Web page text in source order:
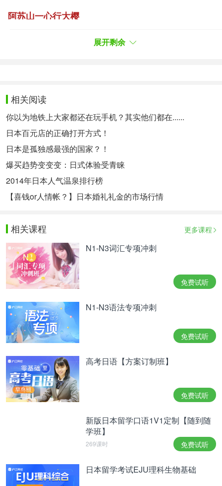
阿苏山一心行大樱
树龄已有400年，宽幅约二十几米，可是说是最大级
樱花树附近是黄色的油菜花田，与粉白的樱花相得益
醉。
点击查看下一页>>
日本熊本城
九州是日本樱花开得最早的地方，赏樱名所更是不计
上旬，城墙内外，约800株樱花树在此争奇斗艳，美
不胜收。
点击查看下一页>>
长野高远城迹公园
长野的高远城迹公园，原是内藤家族的居所的遗址。
在日本，只有在这里才能看到被称为“天下第一樱”的
的染井吉野樱要小一些，但颜色却要红得多，十分精
致可爱。樱花盛开期间，晚上还用灯光照明装饰，夜
幕降临后，赏花人仍络绎不绝。
清水寺是京都著名的古刹，被列为日本国宝建筑之
展开剩余
相关阅读
你以为地铁上大家都还在玩手机？其实他们都在......
日本百元店的正确打开方式！
日本是孤独感最强的国家？！
爆买趋势变变变：日式体验受青睐
2014年日本人气温泉排行榜
【喜钱or人情帐？】日本婚礼礼金的市场行情
相关课程 更多课程
N1-N3词汇专项冲刺
免费试听
N1-N3语法专项冲刺
免费试听
高考日语【方案订制班】
免费试听
新版日本留学口语1V1定制【随到随
学班】
269课时 免费试听
日本留学考试EJU理科生物基础